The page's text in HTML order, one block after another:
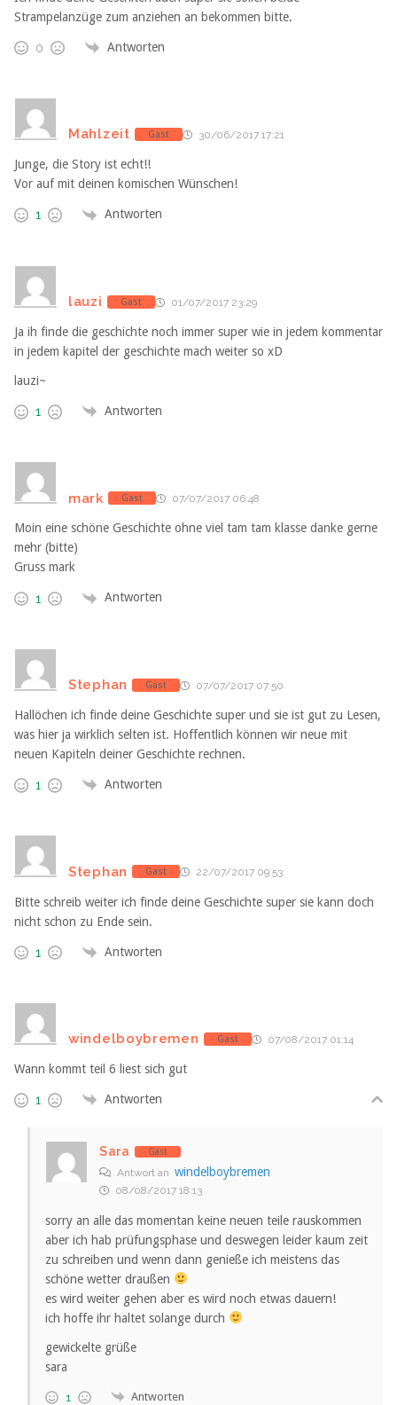
Strampelanzüge zum anziehen an bekommen bitte.
0 Antworten
Mahlzeit Gast 30/06/2017 17:21
Junge, die Story ist echt!!
Vor auf mit deinen komischen Wünschen!
1 Antworten
lauzi Gast 01/07/2017 23:29
Ja ih finde die geschichte noch immer super wie in jedem kommentar
in jedem kapitel der geschichte mach weiter so xD
lauzi~
1 Antworten
mark Gast 07/07/2017 06:48
Moin eine schöne Geschichte ohne viel tam tam klasse danke gerne
mehr (bitte)
Gruss mark
1 Antworten
Stephan Gast 07/07/2017 07:50
Hallöchen ich finde deine Geschichte super und sie ist gut zu Lesen,
was hier ja wirklich selten ist. Hoffentlich können wir neue mit
neuen Kapiteln deiner Geschichte rechnen.
1 Antworten
Stephan Gast 22/07/2017 09:53
Bitte schreib weiter ich finde deine Geschichte super sie kann doch
nicht schon zu Ende sein.
1 Antworten
windelboybremen Gast 07/08/2017 01:14
Wann kommt teil 6 liest sich gut
1 Antworten
Sara Gast
Antwort an windelboybremen
08/08/2017 18:13
sorry an alle das momentan keine neuen teile rauskommen
aber ich hab prüfungsphase und deswegen leider kaum zeit
zu schreiben und wenn dann genieße ich meistens das
schöne wetter draußen
es wird weiter gehen aber es wird noch etwas dauern!
ich hoffe ihr haltet solange durch
gewickelte grüße
sara
1 Antworten